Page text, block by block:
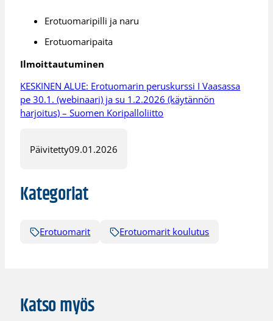
Erotuomaripilli ja naru
Erotuomaripaita
Ilmoittautuminen
KESKINEN ALUE: Erotuomarin peruskurssi I Vaasassa
pe 30.1. (webinaari) ja su 1.2.2026 (käytännön
harjoitus) – Suomen Koripalloliitto
Päivitetty09.01.2026
Kategoriat
Erotuomarit Erotuomarit koulutus
Katso myös